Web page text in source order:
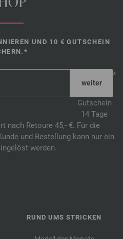
UND 10 € GUTSCHEIN
*
Gutschein
14 Tage
nach Retoure 45,- €. Für die
und Bestellung kann nur ein
werden.
RUND UMS STRICKEN